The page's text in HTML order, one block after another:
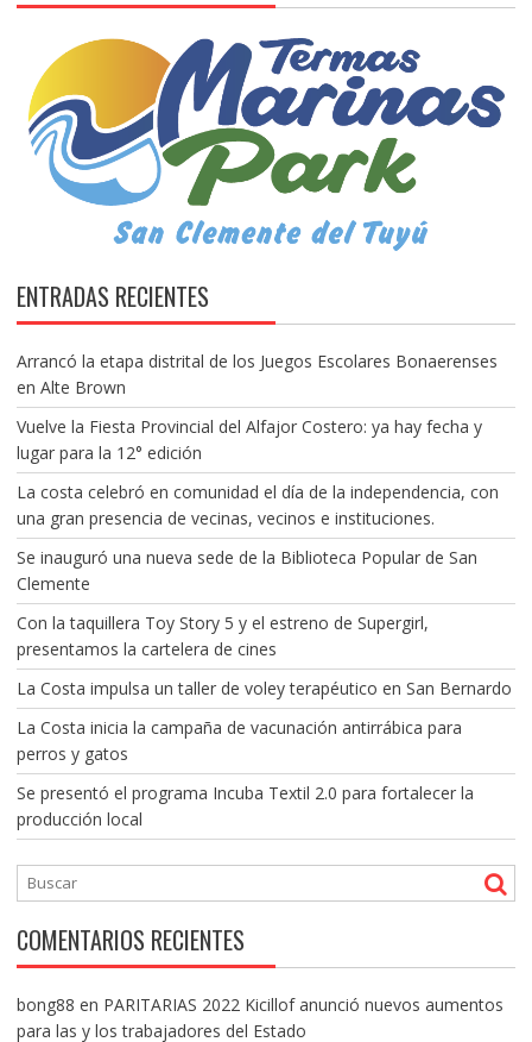
ENTRADAS RECIENTES
Arrancó la etapa distrital de los Juegos Escolares Bonaerenses
en Alte Brown
Vuelve la Fiesta Provincial del Alfajor Costero: ya hay fecha y
lugar para la 12° edición
La costa celebró en comunidad el día de la independencia, con
una gran presencia de vecinas, vecinos e instituciones.
Se inauguró una nueva sede de la Biblioteca Popular de San
Clemente
Con la taquillera Toy Story 5 y el estreno de Supergirl,
presentamos la cartelera de cines
La Costa impulsa un taller de voley terapéutico en San Bernardo
La Costa inicia la campaña de vacunación antirrábica para
perros y gatos
Se presentó el programa Incuba Textil 2.0 para fortalecer la
producción local
COMENTARIOS RECIENTES
bong88 en PARITARIAS 2022 Kicillof anunció nuevos aumentos
para las y los trabajadores del Estado